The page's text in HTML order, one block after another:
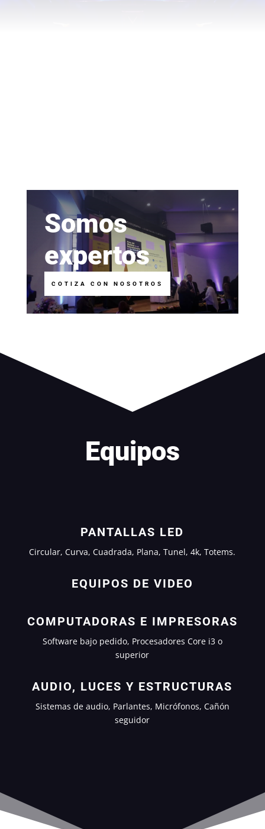
Somos
expertos
COTIZA CON NOSOTROS
Equipos
PANTALLAS LED
Circular, Curva, Cuadrada, Plana, Tunel, 4k, Totems.
EQUIPOS DE VIDEO
COMPUTADORAS E IMPRESORAS
Software bajo pedido, Procesadores Core i3 o
superior
AUDIO, LUCES Y ESTRUCTURAS
Sistemas de audio, Parlantes, Micrófonos, Cañón
seguidor